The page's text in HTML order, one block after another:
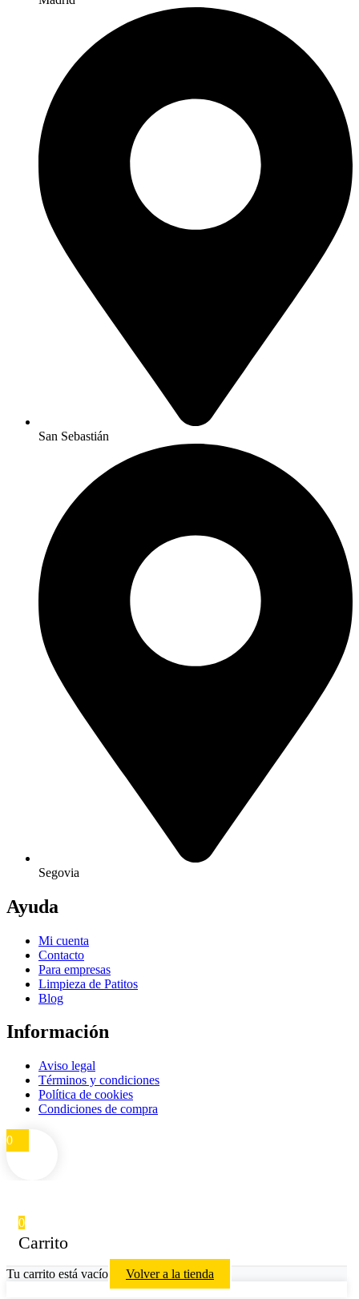
San Sebastián
Segovia
Ayuda
Mi cuenta
Contacto
Para empresas
Limpieza de Patitos
Blog
Información
Aviso legal
Términos y condiciones
Política de cookies
Condiciones de compra
0
0
Carrito
Tu carrito está vacío Volver a la tienda